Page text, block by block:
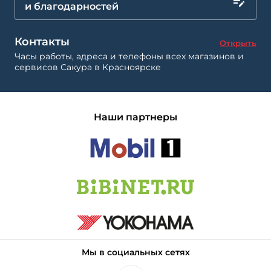
и благодарностей
Контакты Открыть
Часы работы, адреса и телефоны всех магазинов и
сервисов Сакура в Красноярске
Наши партнеры
Мы в социальных сетях